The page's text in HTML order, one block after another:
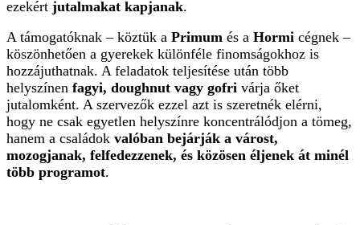
ezekért jutalmakat kapjanak.
A támogatóknak – köztük a Primum és a Hormi cégnek –
köszönhetően a gyerekek különféle finomságokhoz is
hozzájuthatnak. A feladatok teljesítése után több
helyszínen fagyi, doughnut vagy gofri várja őket
jutalomként. A szervezők ezzel azt is szeretnék elérni,
hogy ne csak egyetlen helyszínre koncentrálódjon a tömeg,
hanem a családok valóban bejárják a várost,
mozogjanak, felfedezzenek, és közösen éljenek át minél
több programot.